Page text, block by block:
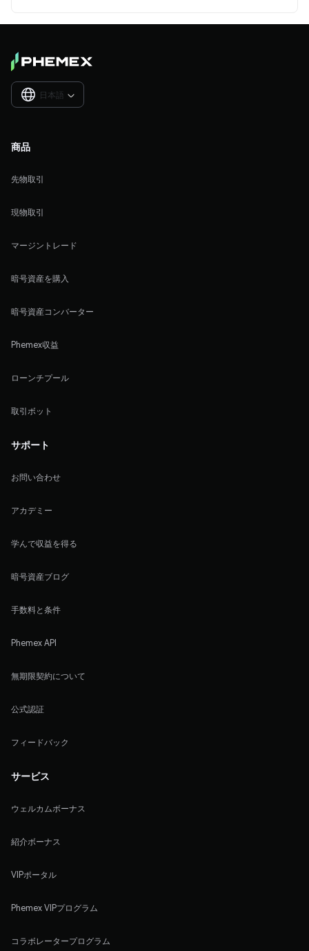
日本語 
商品
先物取引
現物取引
マージントレード
暗号資産を購入
暗号資産コンバーター
Phemex収益
ローンチプール
取引ボット
サポート
お問い合わせ
アカデミー
学んで収益を得る
暗号資産ブログ
手数料と条件
Phemex API
無期限契約について
公式認証
フィードバック
サービス
ウェルカムボーナス
紹介ボーナス
VIPポータル
Phemex VIPプログラム
コラボレータープログラム